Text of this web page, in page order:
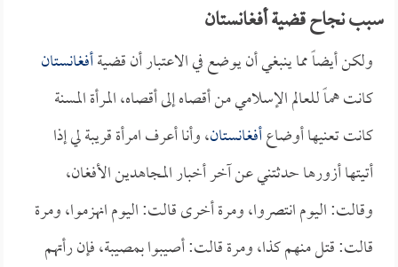
سبب نجاح قضية أفغانستان
ولكن أيضاً مما ينبغي أن يوضع في الاعتبار أن قضيةأفغانستان
كانت هماً للعالم الإسلامي من أقصاه إلى أقصاه، المرأة المسنة
كانت تعنيها أوضاعأفغانستان، وأنا أعرف امرأة قريبة لي إذا
أتيتها أزورها حدثتني عن آخر أخبار المجاهدين الأفغان،
وقالت: اليوم انتصروا، ومرة أخرى قالت: اليوم انهزموا، ومرة
قالت: قتل منهم كذا، ومرة قالت: أصيبوا بمصيبة، فإن رأتهم